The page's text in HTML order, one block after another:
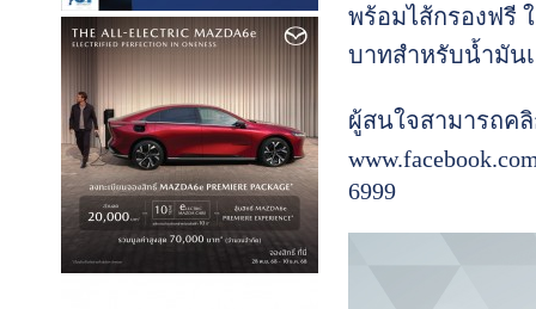
พร้อมไส้กรองฟรี
บาทสำหรับน้ำมัน
ผู้สนใจสามารถคลิ
6999